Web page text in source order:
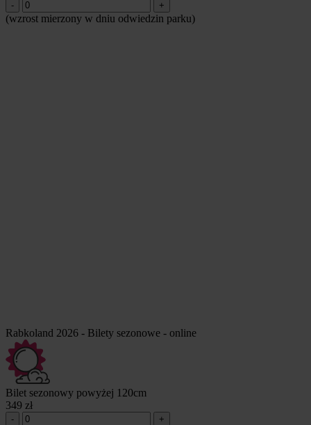
- +
(wzrost mierzony w dniu odwiedzin parku)
Rabkoland 2026 - Bilety sezonowe - online
Bilet sezonowy powyżej 120cm
349 zł
- +